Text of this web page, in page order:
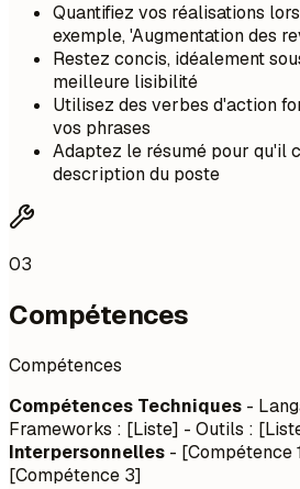
Quantifiez vos réalisations
exemple, 'Augmentation des
Restez concis, idéalement
meilleure lisibilité
Utilisez des verbes d'action
vos phrases
Adaptez le résumé pour qu'il
description du poste
03
Compétences
Compétences
Compétences Techniques -
Frameworks : [Liste] - Outils :
Interpersonnelles - [Compétence
[Compétence 3]